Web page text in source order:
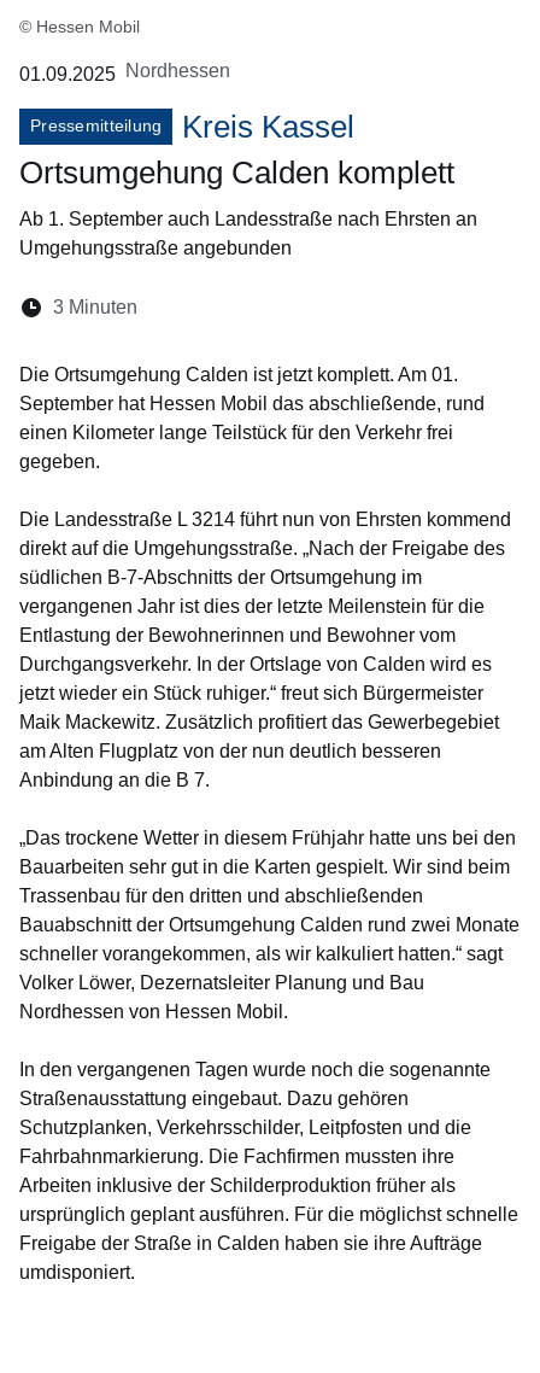
© Hessen Mobil
01.09.2025 Nordhessen
Pressemitteilung
Kreis Kassel
Ortsumgehung Calden komplett
Ab 1. September auch Landesstraße nach Ehrsten an
Umgehungsstraße angebunden
Lesedauer:
3 Minuten
Die Ortsumgehung Calden ist jetzt komplett. Am 01.
September hat Hessen Mobil das abschließende, rund
einen Kilometer lange Teilstück für den Verkehr frei
gegeben.
Die Landesstraße L 3214 führt nun von Ehrsten kommend
direkt auf die Umgehungsstraße. „Nach der Freigabe des
südlichen B-7-Abschnitts der Ortsumgehung im
vergangenen Jahr ist dies der letzte Meilenstein für die
Entlastung der Bewohnerinnen und Bewohner vom
Durchgangsverkehr. In der Ortslage von Calden wird es
jetzt wieder ein Stück ruhiger.“ freut sich Bürgermeister
Maik Mackewitz. Zusätzlich profitiert das Gewerbegebiet
am Alten Flugplatz von der nun deutlich besseren
Anbindung an die B 7.
„Das trockene Wetter in diesem Frühjahr hatte uns bei den
Bauarbeiten sehr gut in die Karten gespielt. Wir sind beim
Trassenbau für den dritten und abschließenden
Bauabschnitt der Ortsumgehung Calden rund zwei Monate
schneller vorangekommen, als wir kalkuliert hatten.“ sagt
Volker Löwer, Dezernatsleiter Planung und Bau
Nordhessen von Hessen Mobil.
In den vergangenen Tagen wurde noch die sogenannte
Straßenausstattung eingebaut. Dazu gehören
Schutzplanken, Verkehrsschilder, Leitpfosten und die
Fahrbahnmarkierung. Die Fachfirmen mussten ihre
Arbeiten inklusive der Schilderproduktion früher als
ursprünglich geplant ausführen. Für die möglichst schnelle
Freigabe der Straße in Calden haben sie ihre Aufträge
umdisponiert.